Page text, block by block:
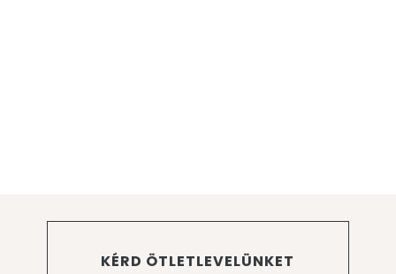
KÉRD ÖTLETLEVELÜNKET